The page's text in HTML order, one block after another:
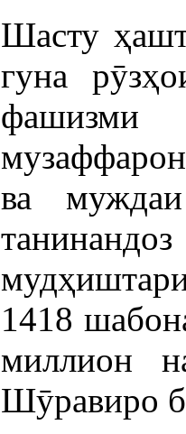
Шасту
гуна
ва
1418
миллион
Шӯравиро